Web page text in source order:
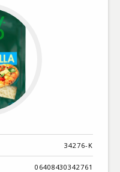
34276-K
06408430342761